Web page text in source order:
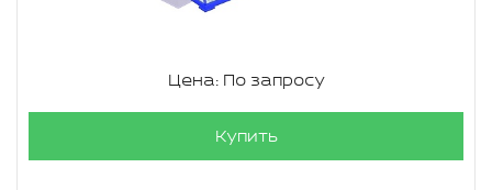
Цена: По запросу
Купить